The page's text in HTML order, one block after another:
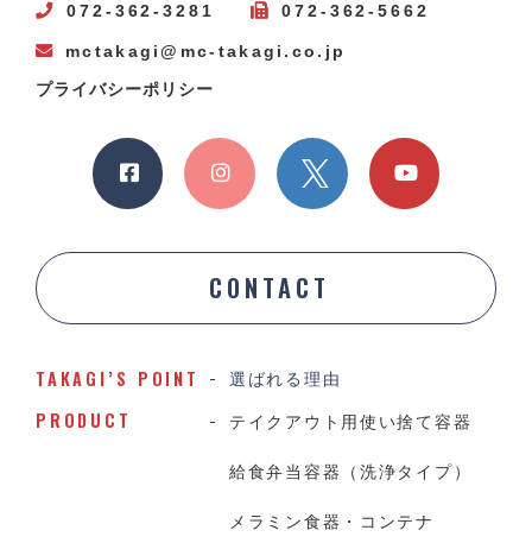
072-362-3281 072-362-5662
mctakagi@mc-takagi.co.jp
プライバシーポリシー
CONTACT
TAKAGI’S POINT 選ばれる理由
PRODUCT テイクアウト用使い捨て容器
給食弁当容器（洗浄タイプ）
メラミン食器・コンテナ